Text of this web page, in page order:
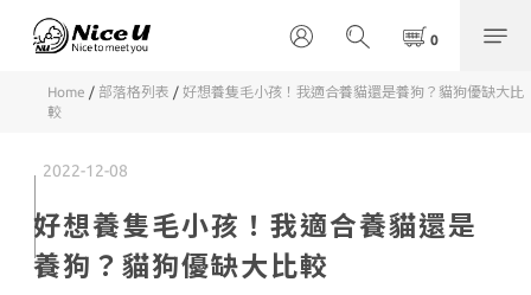
Home / 部落格列表 / 好想養隻毛小孩！我適合養貓還是養狗？貓狗優缺大比
較
2022-12-08
好想養隻毛小孩！我適合養貓還是
養狗？貓狗優缺大比較